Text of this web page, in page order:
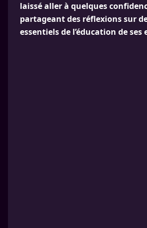
laissé aller à quelques
partageant des réflexions sur
essentiels de l’éducation de ses